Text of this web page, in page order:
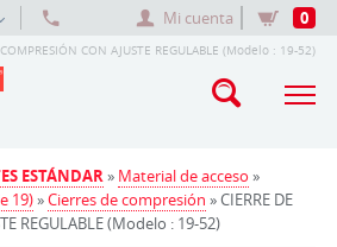
Mi cuenta 0
COMPRESIÓN CON AJUSTE REGULABLE (Modelo : 19-52)
ESTÁNDAR» Material de acceso »
19)»Cierres de compresión » CIERRE DE
REGULABLE (Modelo : 19-52)